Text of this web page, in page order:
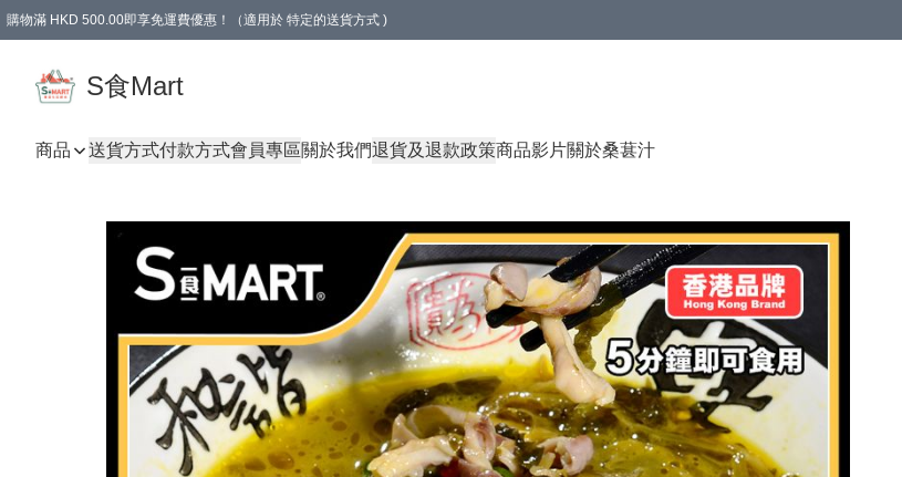
購物滿 HKD 500.00即享免運費優惠！（適用於 特定的送貨方式 )
S食Mart
商品 送貨方式付款方式會員專區關於我們退貨及退款政策商品影片關於桑葚汁